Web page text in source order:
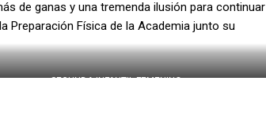
de ganas y una tremenda ilusión para continuar
Preparación Física de la Academia junto su
SEGUNDA INFANTIL FEMENINO